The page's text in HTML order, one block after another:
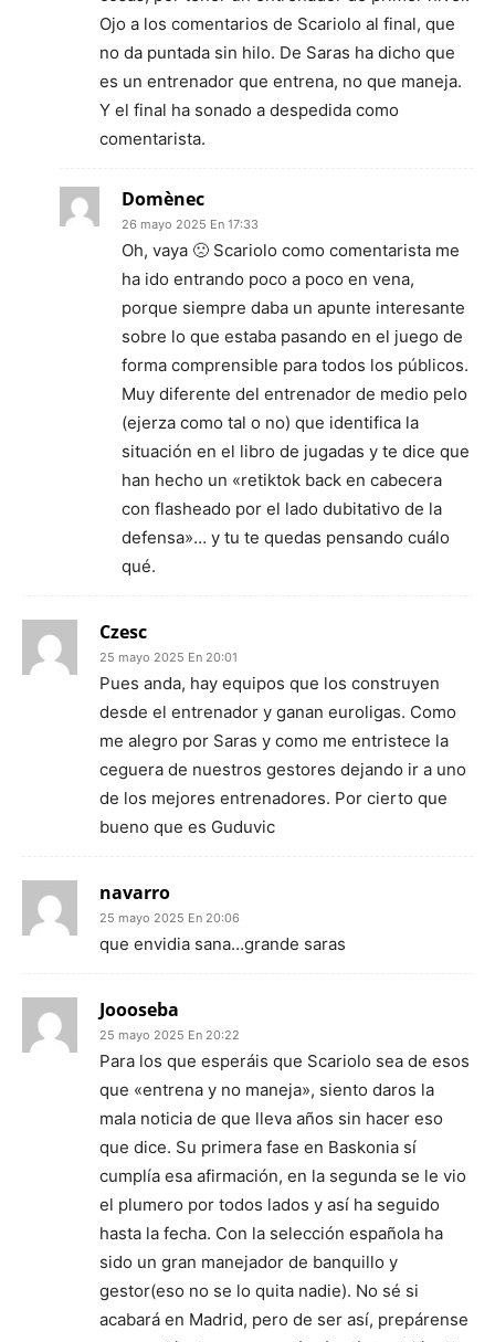
Ojo a los comentarios de Scariolo al final, que
no da puntada sin hilo. De Saras ha dicho que
es un entrenador que entrena, no que maneja.
Y el final ha sonado a despedida como
comentarista.
Domènec
26 mayo 2025 En 17:33
Oh, vaya 🙁 Scariolo como comentarista me
ha ido entrando poco a poco en vena,
porque siempre daba un apunte interesante
sobre lo que estaba pasando en el juego de
forma comprensible para todos los públicos.
Muy diferente del entrenador de medio pelo
(ejerza como tal o no) que identifica la
situación en el libro de jugadas y te dice que
han hecho un «retiktok back en cabecera
con flasheado por el lado dubitativo de la
defensa»… y tu te quedas pensando cuálo
qué.
Czesc
25 mayo 2025 En 20:01
Pues anda, hay equipos que los construyen
desde el entrenador y ganan euroligas. Como
me alegro por Saras y como me entristece la
ceguera de nuestros gestores dejando ir a uno
de los mejores entrenadores. Por cierto que
bueno que es Guduvic
navarro
25 mayo 2025 En 20:06
que envidia sana…grande saras
Joooseba
25 mayo 2025 En 20:22
Para los que esperáis que Scariolo sea de esos
que «entrena y no maneja», siento daros la
mala noticia de que lleva años sin hacer eso
que dice. Su primera fase en Baskonia sí
cumplía esa afirmación, en la segunda se le vio
el plumero por todos lados y así ha seguido
hasta la fecha. Con la selección española ha
sido un gran manejador de banquillo y
gestor(eso no se lo quita nadie). No sé si
acabará en Madrid, pero de ser así, prepárense